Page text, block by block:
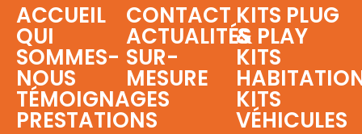
ACCUEIL
QUI
SOMMES-
NOUS
TÉMOIGNAGES
PRESTATIONS
CONTACT
ACTUALITÉS
SUR-
MESURE
KITS PLUG
& PLAY
KITS
KITS
VÉHICULES